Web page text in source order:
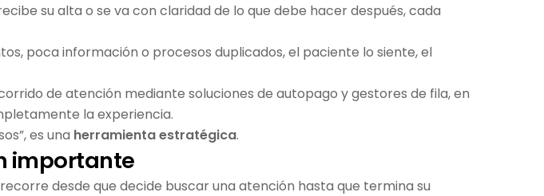
su alta o se va con claridad de lo que debe hacer después, cada
poca información o procesos duplicados, el paciente lo siente, el
de atención mediante soluciones de autopago y gestores de fila, en
la experiencia.
es una herramienta estratégica.
importante
desde que decide buscar una atención hasta que termina su